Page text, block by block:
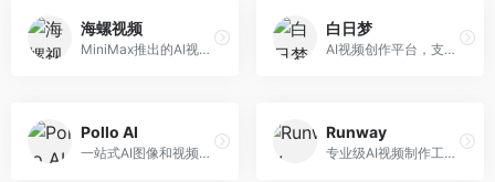
海螺视频
MiniMax推出的AI视频生成工具，支持高质量视频创作。面向内容创作者，提供文生视频、视频编辑等功能，生成速度快，视频效果自然流畅。
白日梦
AI视频创作平台，支持生成长达50分钟的长视频内容。面向长视频创作者和内容生产者，支持故事视频生成、视频编辑等功能，适合叙事性内容创作。
Pollo AI
一站式AI图像和视频创作平台，整合多种生成工具。面向内容创作者，提供文生图、文生视频、视频编辑等服务，创作工具全面，一站式体验便捷。
Runway
专业级AI视频制作工具，支持视频生成与编辑。面向影视制作人和创意工作者，提供文生视频、视频编辑、绿幕抠像等专业功能，视频处理能力强，适合专业创作场景。